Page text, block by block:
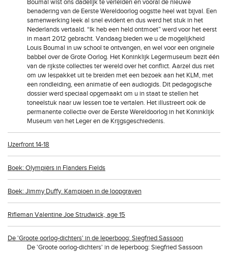
Boumal wist ons dadelijk te verleiden en vooral de nieuwe
benadering van de Eerste Wereldoorlog oogstte heel wat bijval. Een
samenwerking leek al snel evident en dus werd het stuk in het
Nederlands vertaald. “Ik heb een held ontmoet” werd voor het eerst
in maart 2012 gebracht. Vandaag bieden we u de mogelijkheid
Louis Boumal in uw school te ontvangen, en wel voor een originele
babbel over de Grote Oorlog. Het Koninklijk Legermuseum bezit één
van de rijkste collecties ter wereld over het conflict. Aarzel dus niet
om uw lespakket uit te breiden met een bezoek aan het KLM, met
een rondleiding, een animatie of een audiogids. Dit pedagogische
dossier werd speciaal opgemaakt om u in staat te stellen het
toneelstuk naar uw lessen toe te vertalen. Het illustreert ook de
permanente collectie over de Eerste Wereldoorlog in het Koninklijk
Museum van het Leger en de Krijgsgeschiedenis.
IJzerfront 14-18
Boek: Olympiërs in Flanders Fields
Boek: Jimmy Duffy. Kampioen in de loopgraven
Rifleman Valentine Joe Strudwick, age 15
De 'Groote oorlog-dichters' in de Ieperboog: Siegfried Sassoon
De 'Groote oorlog-dichters' in de Ieperboog: Siegfried Sassoon